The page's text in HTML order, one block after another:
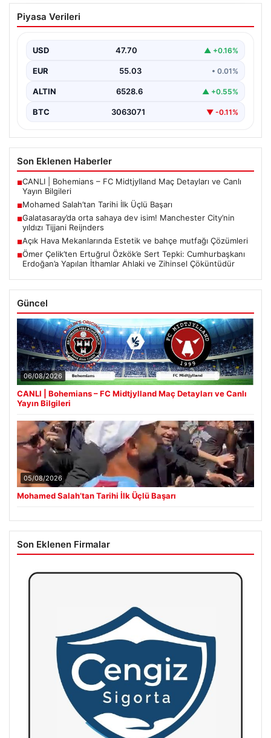
Mohamed Salah’tan Tarihi İlk Üçlü
Başarı
önemli bir dönüm noktasına imza attı. Takımının
hücum…
Piyasa Verileri
USD 47.70 ▲ +0.16%
EUR 55.03 • 0.01%
ALTIN 6528.6 ▲ +0.55%
BTC 3063071 ▼ -0.11%
Son Eklenen Haberler
■CANLI | Bohemians – FC Midtjylland Maç Detayları ve Canlı
Yayın Bilgileri
■Mohamed Salah’tan Tarihi İlk Üçlü Başarı
■Galatasaray’da orta sahaya dev isim! Manchester City’nin
yıldızı Tijjani Reijnders
■Açık Hava Mekanlarında Estetik ve bahçe mutfağı Çözümleri
■Ömer Çelik’ten Ertuğrul Özkök’e Sert Tepki: Cumhurbaşkanı
Erdoğan’a Yapılan İthamlar Ahlaki ve Zihinsel Çöküntüdür
Güncel
06/08/2026
CANLI | Bohemians – FC Midtjylland Maç Detayları ve Canlı
Yayın Bilgileri
05/08/2026
Mohamed Salah’tan Tarihi İlk Üçlü Başarı
Son Eklenen Firmalar